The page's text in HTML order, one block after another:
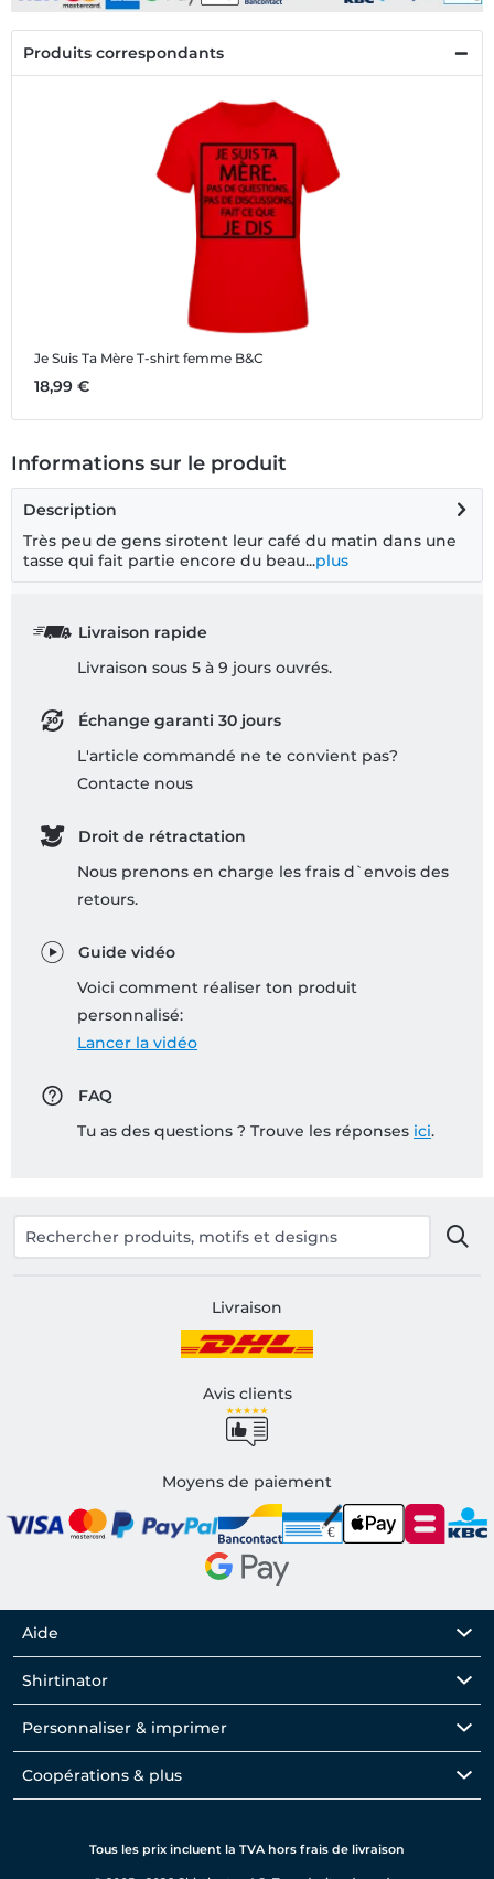
Produits correspondants
Je Suis Ta Mère T-shirt femme B&C
18,99 €
Informations sur le produit
Description
Très peu de gens sirotent leur café du matin dans une
tasse qui fait partie encore du beau...plus
Livraison rapide
Livraison sous 5 à 9 jours ouvrés.
Échange garanti 30 jours
L'article commandé ne te convient pas?
Contacte nous
Droit de rétractation
Nous prenons en charge les frais d`envois des
retours.
Guide vidéo
Voici comment réaliser ton produit
personnalisé:
Lancer la vidéo
FAQ
Tu as des questions ? Trouve les réponses ici.
Livraison
Avis clients
Moyens de paiement
Aide
Shirtinator
Personnaliser & imprimer
Coopérations & plus
Tous les prix incluent la TVA hors frais de livraison